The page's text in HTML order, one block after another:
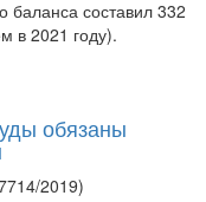
2019)
об оспаривании
обоснование